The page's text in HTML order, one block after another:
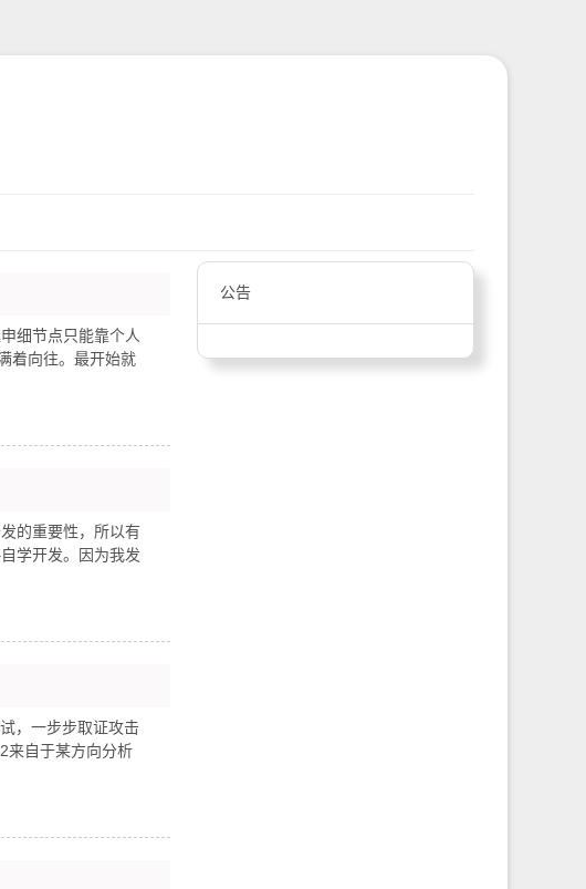
细节点只能靠个人
着向往。最开始就
的重要性，所以有
学开发。因为我发
，一步步取证攻击
来自于某方向分析
公告